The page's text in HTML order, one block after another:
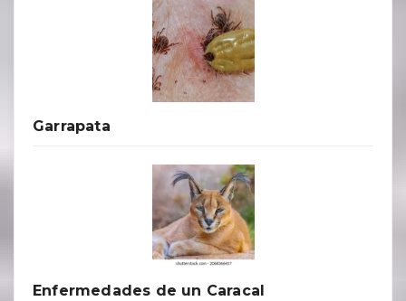
Garrapata
Enfermedades de un Caracal